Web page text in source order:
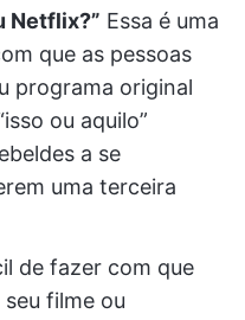
Netflix?” Essa é uma
que as pessoas
programa original
ou aquilo”
a se
uma terceira
de fazer com que
filme ou